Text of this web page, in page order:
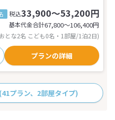
税込33,900～53,200円
基本代金合計67,800〜106,400円
とな2名 こども0名・1部屋/1泊2日)
プランの詳細
(41プラン、2部屋タイプ)